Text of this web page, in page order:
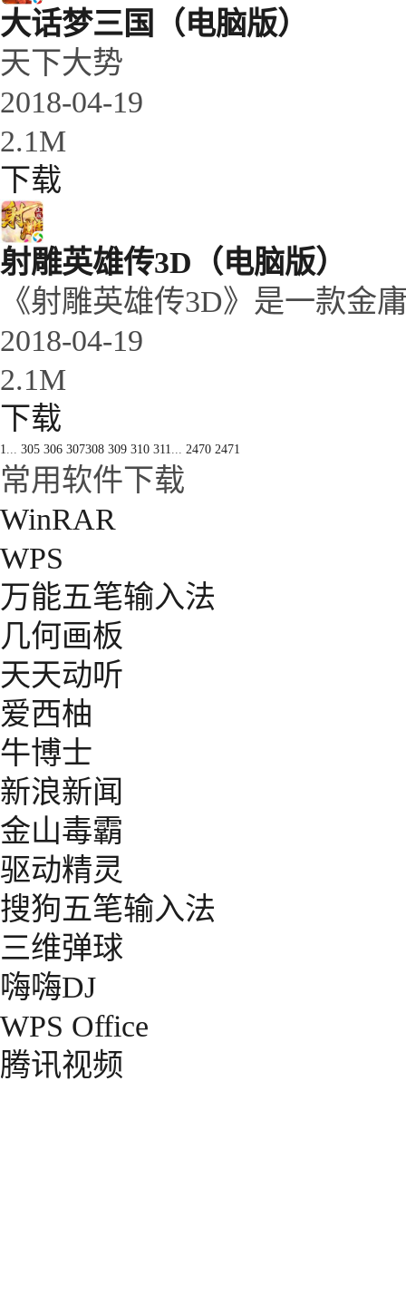
大话梦三国（电脑版）
天下大势
2018-04-19
2.1M
下载
射雕英雄传3D（电脑版）
《射雕英雄传3D》是一款金
2018-04-19
2.1M
下载
1... 305 306 307308 309 310 311... 2470 2471
常用软件下载
WinRAR
WPS
万能五笔输入法
几何画板
天天动听
爱西柚
牛博士
新浪新闻
金山毒霸
驱动精灵
搜狗五笔输入法
三维弹球
嗨嗨DJ
WPS Office
腾讯视频